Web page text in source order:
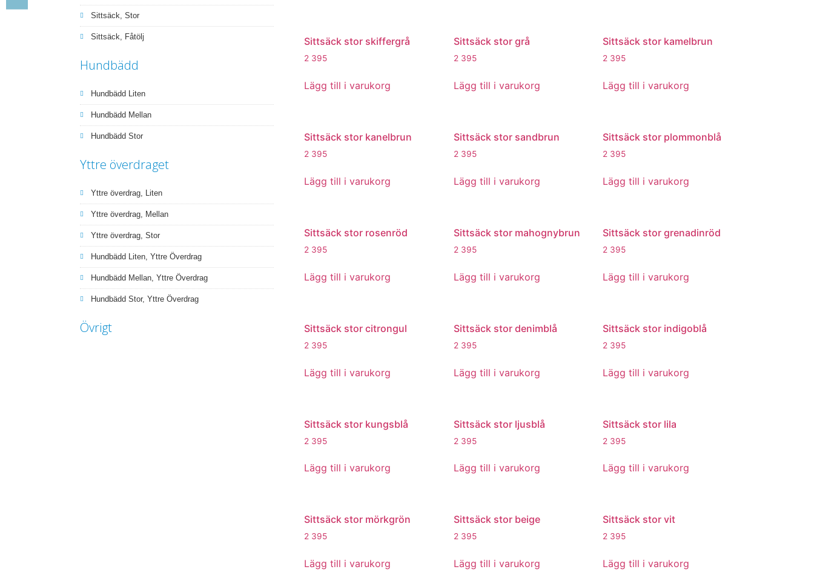
Sittsäck, Stor
Sittsäck, Fåtölj
Hundbädd
Hundbädd Liten
Hundbädd Mellan
Hundbädd Stor
Yttre överdraget
Yttre överdrag, Liten
Yttre överdrag, Mellan
Yttre överdrag, Stor
Hundbädd Liten, Yttre Överdrag
Hundbädd Mellan, Yttre Överdrag
Hundbädd Stor, Yttre Överdrag
Övrigt
Sittsäck stor skiffergrå
2 395
Lägg till i varukorg
Sittsäck stor grå
2 395
Lägg till i varukorg
Sittsäck stor kamelbrun
2 395
Lägg till i varukorg
Sittsäck stor kanelbrun
2 395
Lägg till i varukorg
Sittsäck stor sandbrun
2 395
Lägg till i varukorg
Sittsäck stor plommonblå
2 395
Lägg till i varukorg
Sittsäck stor rosenröd
2 395
Lägg till i varukorg
Sittsäck stor mahognybrun
2 395
Lägg till i varukorg
Sittsäck stor grenadinröd
2 395
Lägg till i varukorg
Sittsäck stor citrongul
2 395
Lägg till i varukorg
Sittsäck stor denimblå
2 395
Lägg till i varukorg
Sittsäck stor indigoblå
2 395
Lägg till i varukorg
Sittsäck stor kungsblå
2 395
Lägg till i varukorg
Sittsäck stor ljusblå
2 395
Lägg till i varukorg
Sittsäck stor lila
2 395
Lägg till i varukorg
Sittsäck stor mörkgrön
2 395
Lägg till i varukorg
Sittsäck stor beige
2 395
Lägg till i varukorg
Sittsäck stor vit
2 395
Lägg till i varukorg